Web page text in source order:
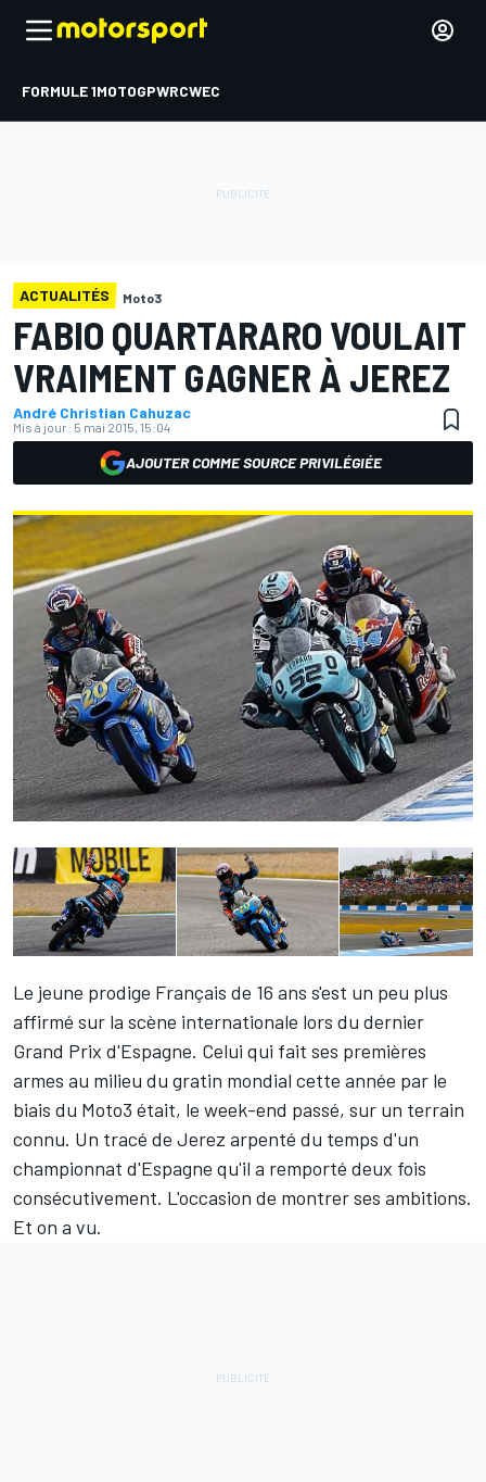
FORMULE 1MOTOGPWRCWEC
ACTUALITÉS Moto3
FABIO QUARTARARO VOULAIT
VRAIMENT GAGNER À JEREZ
André Christian Cahuzac
Mis à jour: 5 mai 2015, 15:04
AJOUTER COMME SOURCE PRIVILÉGIÉE
Le jeune prodige Français de 16 ans s'est un peu plus
affirmé sur la scène internationale lors du dernier
Grand Prix d'Espagne. Celui qui fait ses premières
armes au milieu du gratin mondial cette année par le
biais du Moto3 était, le week-end passé, sur un terrain
connu. Un tracé de Jerez arpenté du temps d'un
championnat d'Espagne qu'il a remporté deux fois
consécutivement. L'occasion de montrer ses ambitions.
Et on a vu.